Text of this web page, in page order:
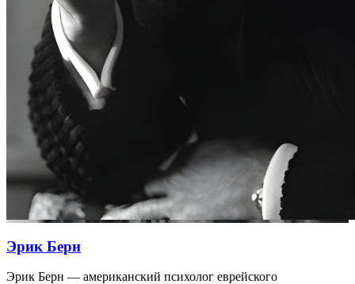
Эрик Берн
Эрик Берн — американский психолог еврейского